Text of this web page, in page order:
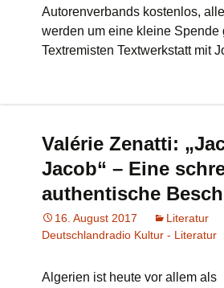
Autorenverbands kostenlos,
werden um eine kleine Spende
Textremisten Textwerkstatt mit
Valérie Zenatti:
Jacob“ – Eine
authentische
16. August 2017
Literatur
Deutschlandradio Kultur - Literatur
Algerien ist heute vor allem als